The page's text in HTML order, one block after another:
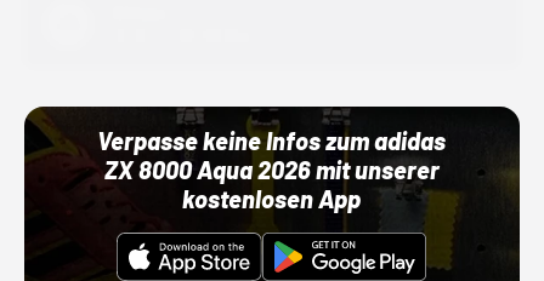
Verpasse keine Infos zum adidas
ZX 8000 Aqua 2026 mit unserer
kostenlosen App